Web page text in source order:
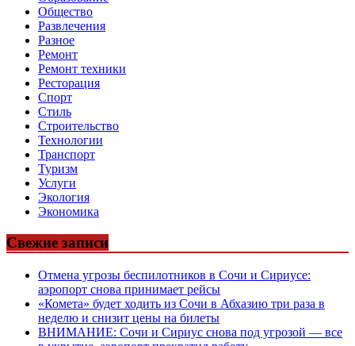
Общество
Развлечения
Разное
Ремонт
Ремонт техники
Ресторация
Спорт
Стиль
Строительство
Технологии
Транспорт
Туризм
Услуги
Экология
Экономика
Свежие записи
Отмена угрозы беспилотников в Сочи и Сириусе:
аэропорт снова принимает рейсы
«Комета» будет ходить из Сочи в Абхазию три раза в
неделю и снизит цены на билеты
ВНИМАНИЕ: Сочи и Сириус снова под угрозой — все